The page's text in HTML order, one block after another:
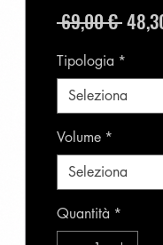
69,00 €
Tipologia *
Seleziona
Volume *
Seleziona
Quantità *